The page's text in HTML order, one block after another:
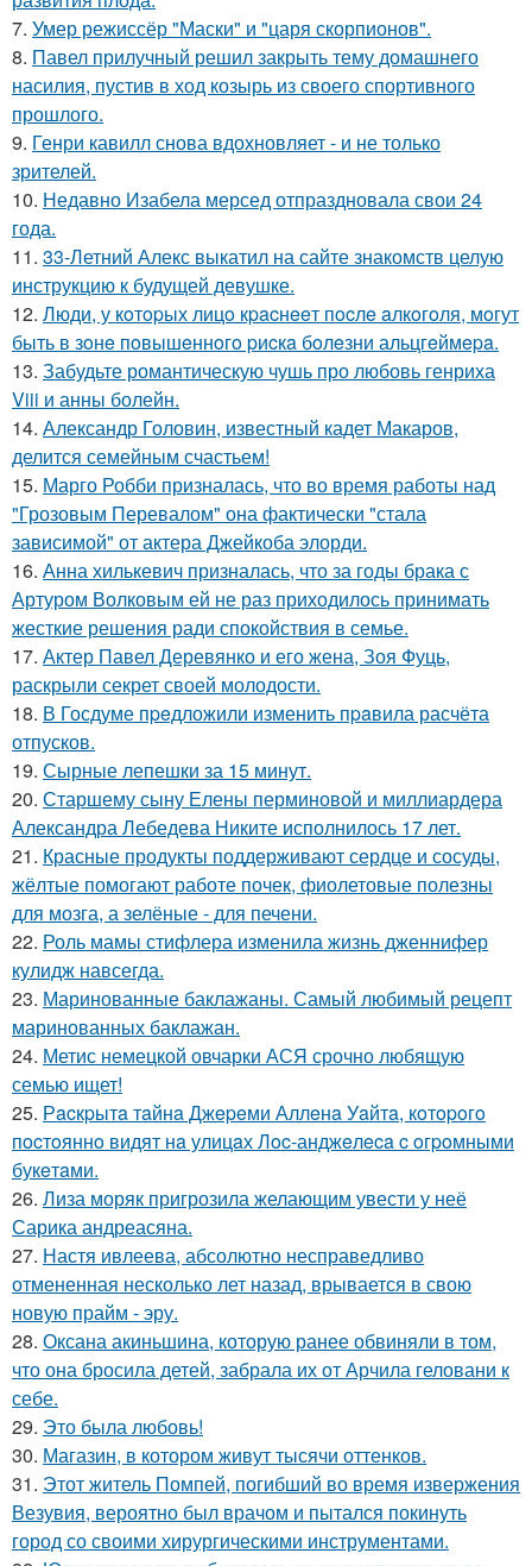
7. Умер режиссёр "Маски" и "царя скорпионов".
8. Павел прилучный решил закрыть тему домашнего
насилия, пустив в ход козырь из своего спортивного
прошлого.
9. Генри кавилл снова вдохновляет - и не только
зрителей.
10. Недавно Изабела мерсед отпраздновала свои 24
года.
11. 33-Летний Алекс выкатил на сайте знакомств целую
инструкцию к будущей девушке.
12. Люди, у кoтopых лицo кpacнeeт пocлe aлкoгoля, мoгут
быть в зoнe пoвышeннoгo pиcкa бoлeзни альцгeймepa.
13. Забудьте романтическую чушь про любовь генриха
Viii и анны болейн.
14. Александр Головин, известный кадет Макаров,
делится семейным счастьем!
15. Марго Робби призналась, что во время работы над
"Грозовым Перевалом" она фактически "стала
зависимой" от актера Джейкоба элорди.
16. Анна хилькевич призналась, что за годы брака с
Артуром Волковым ей не раз приходилось принимать
жесткие решения ради спокойствия в семье.
17. Актер Павел Деревянко и его жена, Зоя Фуць,
раскрыли секрет своей молодости.
18. В Госдуме пpeдложили изменить пpaвила расчёта
отпусков.
19. Сырные лепешки за 15 минут.
20. Старшему сыну Елены перминовой и миллиардера
Александра Лебедева Никите исполнилось 17 лет.
21. Красные продукты поддерживают сердце и сосуды,
жёлтые помогают работе почек, фиолетовые полезны
для мозга, а зелёные - для печени.
22. Роль мамы стифлера изменила жизнь дженнифер
кулидж навсегда.
23. Маринованные баклажаны. Самый любимый рецепт
маринованных баклажан.
24. Метис немецкой овчарки АСЯ срочно любящую
семью ищет!
25. Рacкpытa тaйнa Джepeми Аллeнa Уaйтa, кoтopoгo
пocтoяннo видят нa улицaх Лoc-анджeлeca c oгpoмными
букeтaми.
26. Лиза моряк пригрозила желающим увести у неё
Сарика андреасяна.
27. Настя ивлеева, абсолютно несправедливо
отмененная несколько лет назад, врывается в свою
новую прайм - эру.
28. Оксана акиньшина, которую ранее обвиняли в том,
что она бросила детей, забрала их от Арчила геловани к
себе.
29. Это была любовь!
30. Магазин, в котором живут тысячи оттенков.
31. Этот житель Помпей, погибший во время извержения
Везувия, вероятно был врачом и пытался покинуть
город со своими хирургическими инструментами.